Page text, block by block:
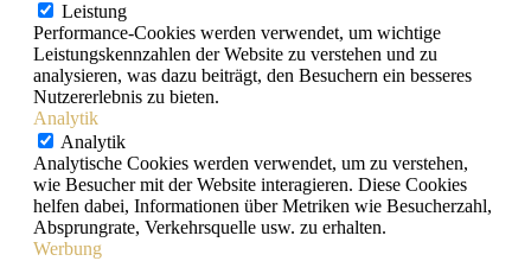
Leistung
Performance-Cookies werden verwendet, um wichtige
Leistungskennzahlen der Website zu verstehen und zu
analysieren, was dazu beiträgt, den Besuchern ein besseres
Nutzererlebnis zu bieten.
Analytik
Analytik
Analytische Cookies werden verwendet, um zu verstehen,
wie Besucher mit der Website interagieren. Diese Cookies
helfen dabei, Informationen über Metriken wie Besucherzahl,
Absprungrate, Verkehrsquelle usw. zu erhalten.
Werbung